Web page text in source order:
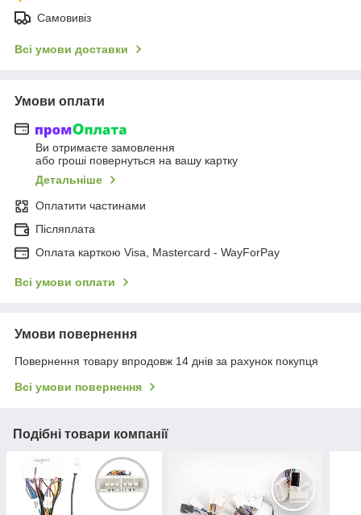
Самовивіз
Всі умови доставки
Умови оплати
Ви отримаєте замовлення
або гроші повернуться на вашу картку
Детальніше
Оплатити частинами
Післяплата
Оплата карткою Visa, Mastercard - WayForPay
Всі умови оплати
Умови повернення
Повернення товару впродовж 14 днів за рахунок покупця
Всі умови повернення
Подібні товари компанії